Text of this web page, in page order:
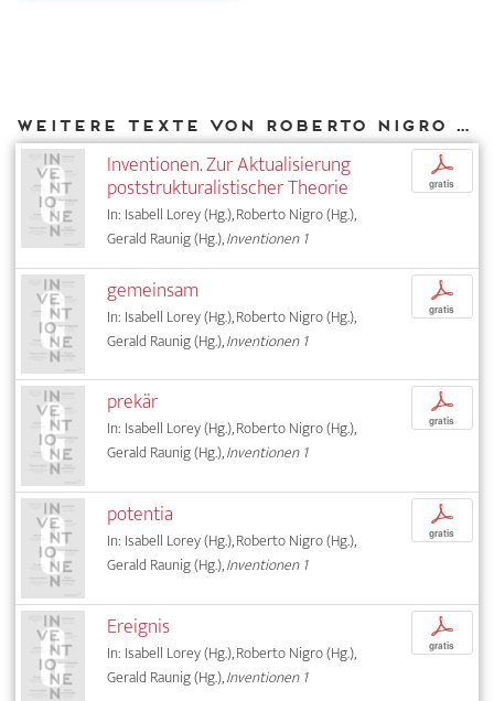
Weitere Texte von Roberto Nigro bei DIAPHANES
Inventionen. Zur Aktualisierung
poststrukturalistischer Theorie
In: Isabell Lorey (Hg.), Roberto Nigro (Hg.),
Gerald Raunig (Hg.),Inventionen 1
p
gratis
gemeinsam
In: Isabell Lorey (Hg.), Roberto Nigro (Hg.),
Gerald Raunig (Hg.),Inventionen 1
p
gratis
prekär
In: Isabell Lorey (Hg.), Roberto Nigro (Hg.),
Gerald Raunig (Hg.),Inventionen 1
p
gratis
potentia
In: Isabell Lorey (Hg.), Roberto Nigro (Hg.),
Gerald Raunig (Hg.),Inventionen 1
p
gratis
Ereignis
In: Isabell Lorey (Hg.), Roberto Nigro (Hg.),
Gerald Raunig (Hg.),Inventionen 1
p
gratis